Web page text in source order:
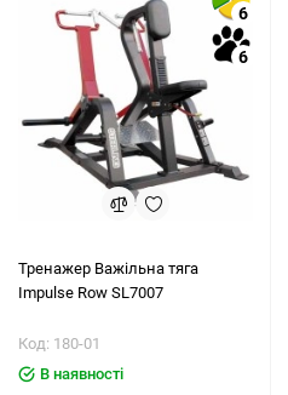
6
6
Тренажер Важільна тяга
Impulse Row SL7007
Код: 180-01
В наявності